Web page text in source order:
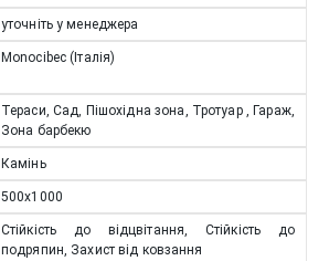
уточніть у менеджера
Monocibec (Італія)
Тераси, Сад, Пішохідна зона, Тротуар , Гараж,
Зона барбекю
Камінь
500x1000
Стійкість до відцвітання, Стійкість до
подряпин, Захист від ковзання